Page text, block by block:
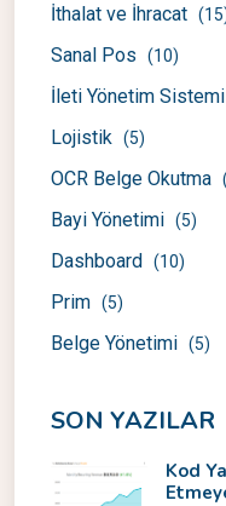
İthalat ve İhracat
Sanal Pos (10)
İleti Yönetim
Lojistik (5)
OCR Belge Okutma
Bayi Yönetimi (5)
Dashboard (10)
Prim (5)
Belge Yönetimi (5)
SON YAZILAR
Kod